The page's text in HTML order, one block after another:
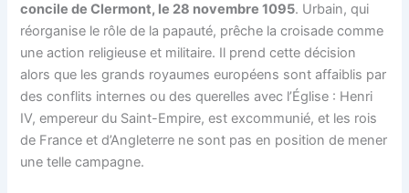
concile de Clermont, le 28 novembre 1095. Urbain, qui
réorganise le rôle de la papauté, prêche la croisade comme
une action religieuse et militaire. Il prend cette décision
alors que les grands royaumes européens sont affaiblis par
des conflits internes ou des querelles avec l’Église : Henri
IV, empereur du Saint-Empire, est excommunié, et les rois
de France et d’Angleterre ne sont pas en position de mener
une telle campagne​.